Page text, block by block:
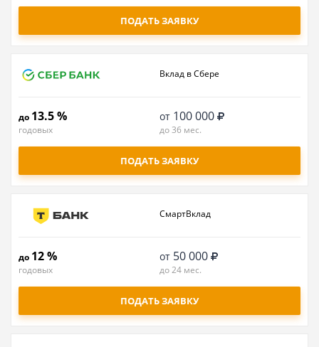
ПОДАТЬ ЗАЯВКУ
Вклад в Сбере
до 13.5 %
годовых
от 100 000
до 36 мес.
ПОДАТЬ ЗАЯВКУ
СмартВклад
до 12 %
годовых
от 50 000
до 24 мес.
ПОДАТЬ ЗАЯВКУ